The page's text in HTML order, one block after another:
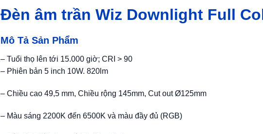
Đèn âm trần Wiz Downlight Full
Mô Tả Sản Phẩm
– Tuổi thọ lên tới 15.000 giờ; CRI > 90
– Phiên bản 5 inch 10W. 820lm
– Chiều cao 49,5 mm, Chiều rộng 145mm, Cut out Ø125mm
– Màu sáng 2200K đến 6500K và màu đầy đủ (RGB)